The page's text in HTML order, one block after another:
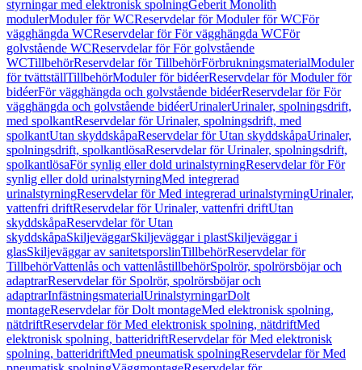
styrningar med elektronisk spolningGeberit Monolith
modulerModuler för WCReservdelar för Moduler för WCFör
vägghängda WCReservdelar för För vägghängda WCFör
golvstående WCReservdelar för För golvstående
WCTillbehörReservdelar för TillbehörFörbrukningsmaterialModuler
för tvättställTillbehörModuler för bidéerReservdelar för Moduler för
bidéerFör vägghängda och golvstående bidéerReservdelar för För
vägghängda och golvstående bidéerUrinalerUrinaler, spolningsdrift,
med spolkantReservdelar för Urinaler, spolningsdrift, med
spolkantUtan skyddskåpaReservdelar för Utan skyddskåpaUrinaler,
spolningsdrift, spolkantlösaReservdelar för Urinaler, spolningsdrift,
spolkantlösaFör synlig eller dold urinalstyrningReservdelar för För
synlig eller dold urinalstyrningMed integrerad
urinalstyrningReservdelar för Med integrerad urinalstyrningUrinaler,
vattenfri driftReservdelar för Urinaler, vattenfri driftUtan
skyddskåpaReservdelar för Utan
skyddskåpaSkiljeväggarSkiljeväggar i plastSkiljeväggar i
glasSkiljeväggar av sanitetsporslinTillbehörReservdelar för
TillbehörVattenlås och vattenlåstillbehörSpolrör, spolrörsböjar och
adaptrarReservdelar för Spolrör, spolrörsböjar och
adaptrarInfästningsmaterialUrinalstyrningarDolt
montageReservdelar för Dolt montageMed elektronisk spolning,
nätdriftReservdelar för Med elektronisk spolning, nätdriftMed
elektronisk spolning, batteridriftReservdelar för Med elektronisk
spolning, batteridriftMed pneumatisk spolningReservdelar för Med